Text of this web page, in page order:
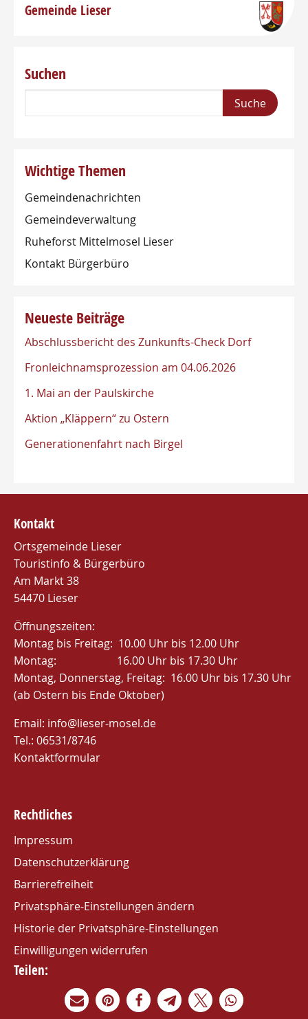
Gemeinde Lieser
Suchen
Wichtige Themen
Gemeindenachrichten
Gemeindeverwaltung
Ruheforst Mittelmosel Lieser
Kontakt Bürgerbüro
Neueste Beiträge
Abschlussbericht des Zunkunfts-Check Dorf
Fronleichnamsprozession am 04.06.2026
1. Mai an der Paulskirche
Aktion „Kläppern“ zu Ostern
Generationenfahrt nach Birgel
Kontakt
Ortsgemeinde Lieser
Touristinfo & Bürgerbüro
Am Markt 38
54470 Lieser
Öffnungszeiten:
Montag bis Freitag: 10.00 Uhr bis 12.00 Uhr
Montag: 16.00 Uhr bis 17.30 Uhr
Montag, Donnerstag, Freitag: 16.00 Uhr bis 17.30 Uhr
(ab Ostern bis Ende Oktober)
Email: info@lieser-mosel.de
Tel.: 06531/8746
Kontaktformular
Rechtliches
Impressum
Datenschutzerklärung
Barrierefreiheit
Privatsphäre-Einstellungen ändern
Historie der Privatsphäre-Einstellungen
Einwilligungen widerrufen
Teilen: